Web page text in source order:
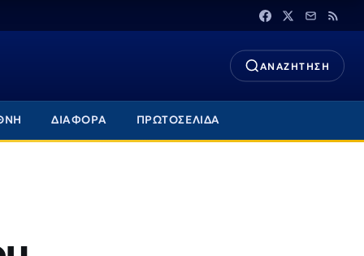
ΑΝΑΖΗΤΗΣΗ
ΔΙΑΦΟΡΑ ΠΡΩΤΟΣΕΛΙΔΑ